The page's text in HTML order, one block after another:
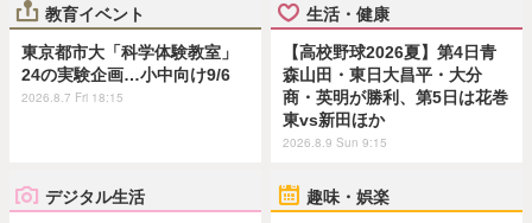
教育イベント
東京都市大「科学体験教室」
24の実験企画…小中向け9/6
2026.8.7 Fri 18:15
生活・健康
【高校野球2026夏】第4日青
森山田・東日大昌平・大分
商・英明が勝利、第5日は花巻
東vs新田ほか
2026.8.9 Sun 9:15
デジタル生活 趣味・娯楽